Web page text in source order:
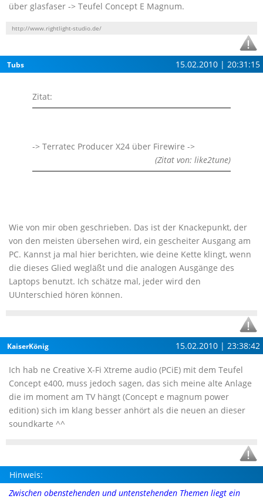
über glasfaser -> Teufel Concept E Magnum.
http://www.rightlight-studio.de/
Tubs 15.02.2010 | 20:31:15
Zitat:
-> Terratec Producer X24 über Firewire ->
(Zitat von: like2tune)
Wie von mir oben geschrieben. Das ist der Knackepunkt, der
von den meisten übersehen wird, ein gescheiter Ausgang am
PC. Kannst ja mal hier berichten, wie deine Kette klingt, wenn
die dieses Glied wegläßt und die analogen Ausgänge des
Laptops benutzt. Ich schätze mal, jeder wird den
UUnterschied hören können.
KaiserKönig 15.02.2010 | 23:38:42
Ich hab ne Creative X-Fi Xtreme audio (PCiE) mit dem Teufel
Concept e400, muss jedoch sagen, das sich meine alte Anlage
die im moment am TV hängt (Concept e magnum power
edition) sich im klang besser anhört als die neuen an dieser
soundkarte ^^
Hinweis:
Zwischen obenstehenden und untenstehenden Themen liegt ein